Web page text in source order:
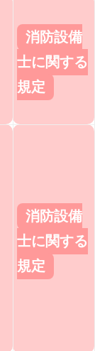
消防設備
士に関する
規定
消防設備
士に関する
規定